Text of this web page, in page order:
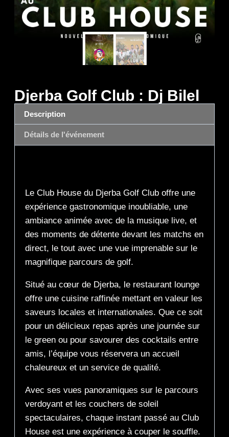
Djerba Golf Club : Dj Bilel
Description
Détails de l'événement
Le Club House du Djerba Golf Club offre une
expérience gastronomique inoubliable, une
ambiance animée avec de la musique live, et
des moments de détente devant les matchs en
direct, le tout avec une vue imprenable sur le
magnifique parcours de golf.
Situé au cœur de Djerba, le restaurant lounge
offre une cuisine raffinée mettant en valeur les
saveurs locales et internationales. Que ce soit
pour un délicieux repas après une journée sur
le green ou pour savourer des cocktails entre
amis, l’équipe vous réservera un accueil
chaleureux et un service de qualité.
Avec ses vues panoramiques sur le parcours
verdoyant et les couchers de soleil
spectaculaires, chaque instant passé au Club
House est une expérience à couper le souffle.